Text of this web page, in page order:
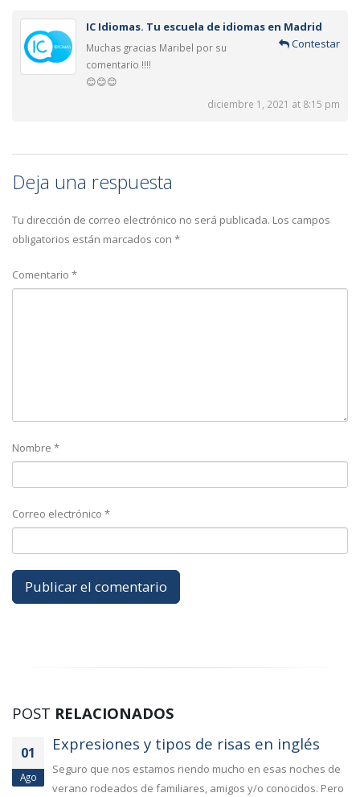
IC Idiomas. Tu escuela de idiomas en Madrid
Contestar
Muchas gracias Maribel por su
comentario !!!!
😊😊😊
diciembre 1, 2021 at 8:15 pm
Deja una respuesta
Tu dirección de correo electrónico no será publicada. Los campos
obligatorios están marcados con *
Comentario *
Nombre *
Correo electrónico *
POST RELACIONADOS
01
Ago
Expresiones y tipos de risas en inglés
Seguro que nos estamos riendo mucho en esas noches de
verano rodeados de familiares, amigos y/o conocidos. Pero